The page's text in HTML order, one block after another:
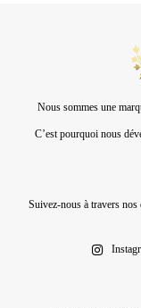
Nous sommes une
C’est pourquoi nous
Suivez-nous à travers